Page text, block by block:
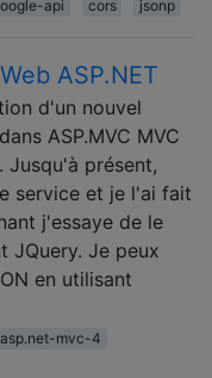
api cors jsonp
ASP.NET
d'un nouvel
ASP.MVC MVC
Jusqu'à présent,
service et je l'ai fait
j'essaye de le
JQuery. Je peux
en utilisant
asp.net-mvc-4